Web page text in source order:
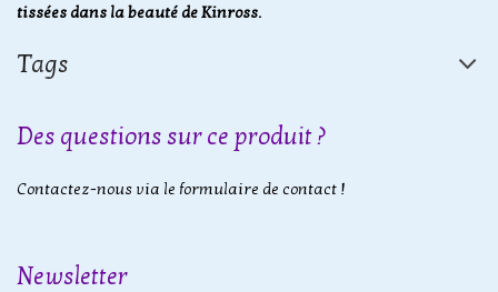
tissées dans la beauté de Kinross.
Tags
Des questions sur ce produit ?
Contactez-nous via le formulaire de contact !
Newsletter